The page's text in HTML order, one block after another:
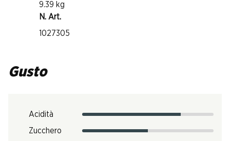
9.39 kg
N. Art.
1027305
Gusto
Acidità
Zucchero